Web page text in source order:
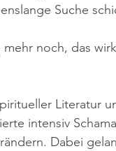
Suche
noch, das
Literatur
intensiv
Dabei